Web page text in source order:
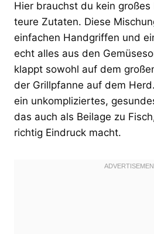
Hier brauchst du kein
teure Zutaten. Diese
einfachen Handgriffen und
echt alles aus den
klappt sowohl auf dem
der Grillpfanne auf dem
ein unkompliziertes,
das auch als Beilage zu
richtig Eindruck macht.